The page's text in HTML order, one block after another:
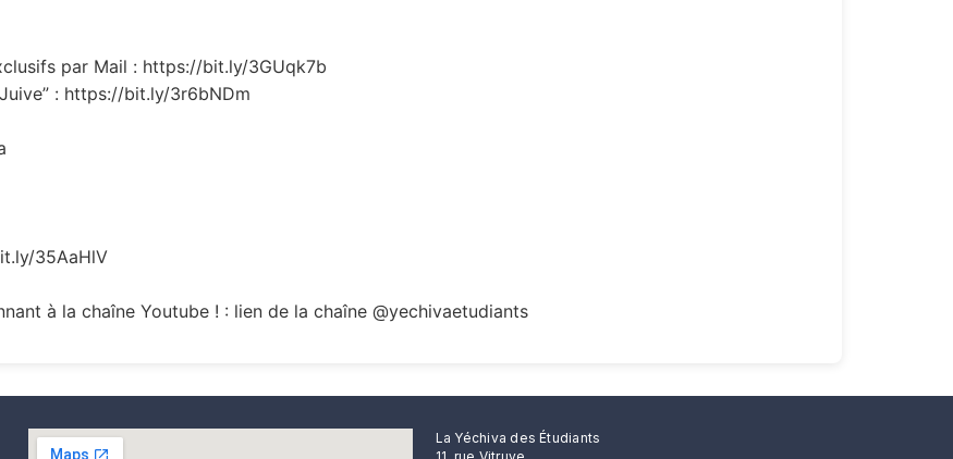
par Mail : https://bit.ly/3GUqk7b
: https://bit.ly/3r6bNDm
35AaHlV
à la chaîne Youtube ! : lien de la chaîne @yechivaetudiants
La Yéchiva des Étudiants